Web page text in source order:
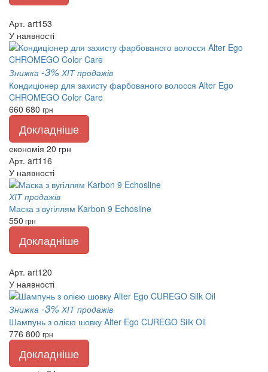
Арт. art153
У наявності
Знижка -3% ХІТ продажів
Кондиціонер для захисту фарбованого волосся Alter Ego
CHROMEGO Color Care
660 680 грн
Докладніше
економія 20 грн
Арт. art116
У наявності
ХІТ продажів
Маска з вугіллям Karbon 9 Echosline
550 грн
Докладніше
Арт. art120
У наявності
Знижка -3% ХІТ продажів
Шампунь з олією шовку Alter Ego CUREGO Silk Oil
776 800 грн
Докладніше